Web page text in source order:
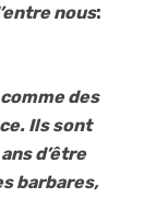
nous:
des
Ils sont
d’être
barbares,